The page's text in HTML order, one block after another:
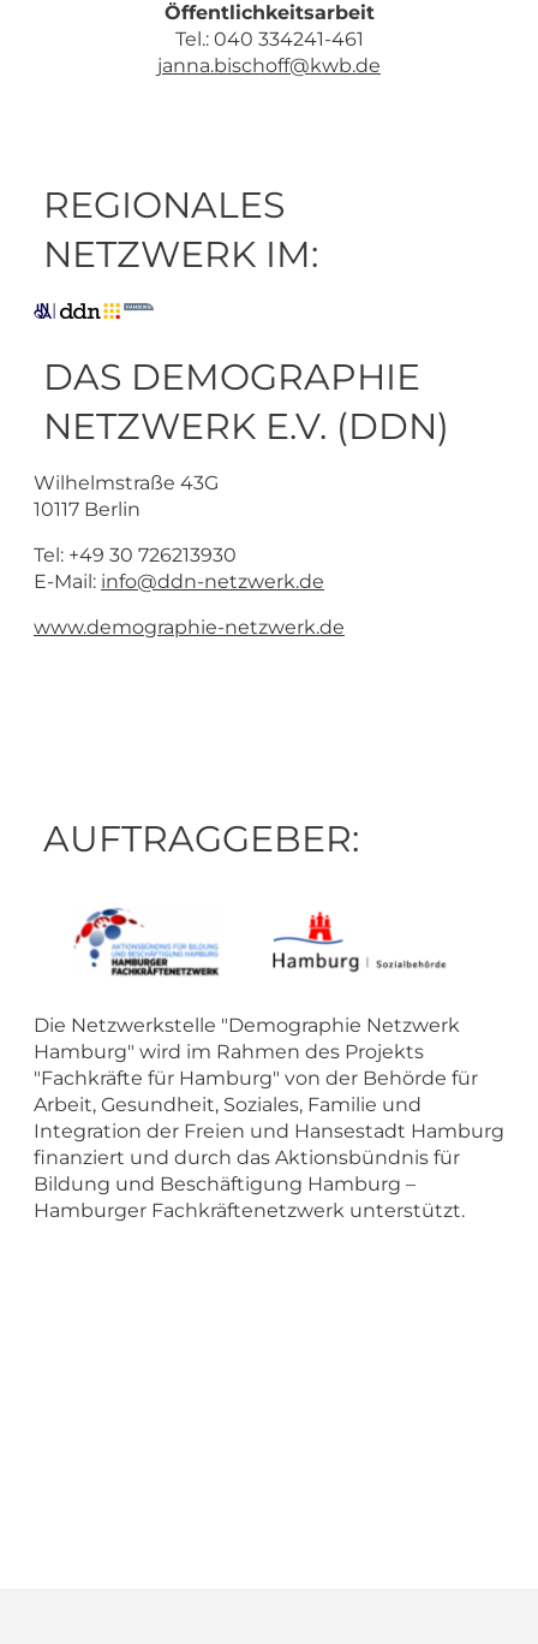
Öffentlichkeitsarbeit
Tel.: 040 334241-461
janna.bischoff@kwb.de
REGIONALES
NETZWERK IM:
DAS DEMOGRAPHIE
NETZWERK E.V. (DDN)
Wilhelmstraße 43G
10117 Berlin
Tel: +49 30 726213930
E-Mail: info@ddn-netzwerk.de
www.demographie-netzwerk.de
AUFTRAGGEBER:
Die Netzwerkstelle "Demographie Netzwerk
Hamburg" wird im Rahmen des Projekts
"Fachkräfte für Hamburg" von der Behörde für
Arbeit, Gesundheit, Soziales, Familie und
Integration der Freien und Hansestadt Hamburg
finanziert und durch das Aktionsbündnis für
Bildung und Beschäftigung Hamburg –
Hamburger Fachkräftenetzwerk unterstützt.